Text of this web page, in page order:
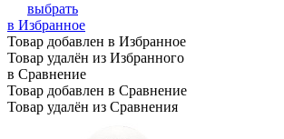
выбрать
в Избранное
Товар добавлен в Избранное
Товар удалён из Избранного
в Сравнение
Товар добавлен в Сравнение
Товар удалён из Сравнения